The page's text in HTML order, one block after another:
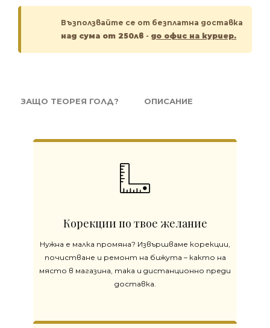
Възползвайте се от безплатна доставка
над сума от 250лв - до офис на куриер.
ЗАЩО ТЕОРЕЯ ГОЛД? ОПИСАНИЕ
Корекции по твое желание
Нужна е малка промяна? Извършваме корекции,
почистване и ремонт на бижута – както на
място в магазина, така и дистанционно преди
доставка.